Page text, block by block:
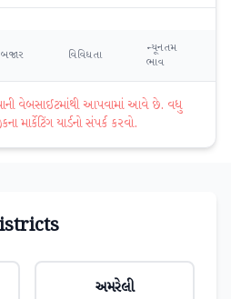
બજાર વિવિધતા
ન્યૂનતમ
ભાવ
વેબસાઈટમાંથી આપવામાં આવે છે. વધુ
માર્કેટિંગ યાર્ડનો સંપર્ક કરવો.
અમરેલી